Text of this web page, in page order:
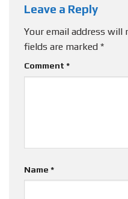
Leave a Reply
Your email address will
fields are marked *
Comment *
Name *